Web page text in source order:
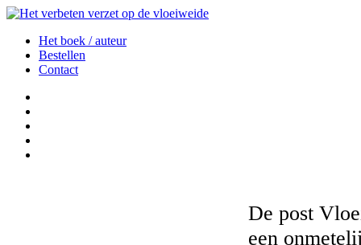
Het boek / auteur
Bestellen
Contact
De post
een